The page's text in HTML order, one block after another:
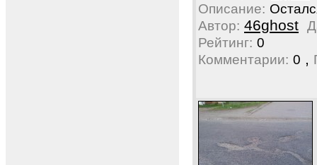
Описание:
Автор: 46ghost
Рейтинг: 0
Комментарии: 0 ,